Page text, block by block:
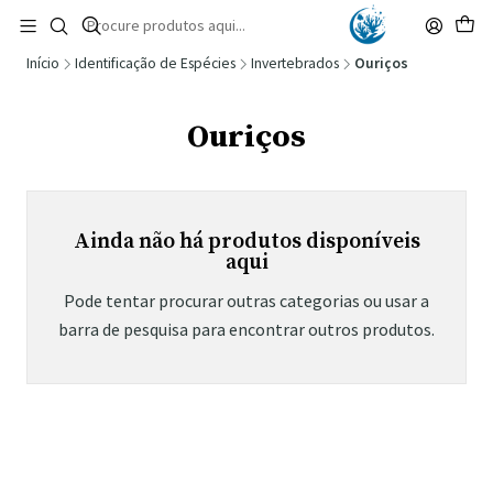
🚚 Portugal Continental: Portes Grátis desde 149,90€ (Envio extresso: 14,90€)
Ler mais
Início Identificação de Espécies Invertebrados Ouriços
Ouriços
Ainda não há produtos disponíveis
aqui
Pode tentar procurar outras categorias ou usar a
barra de pesquisa para encontrar outros produtos.